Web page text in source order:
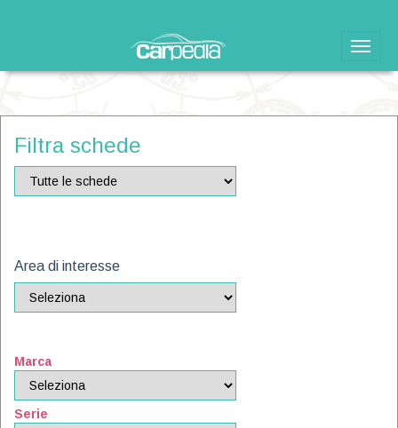
Toggle
Filtra schede
Area di interesse
Marca
Serie